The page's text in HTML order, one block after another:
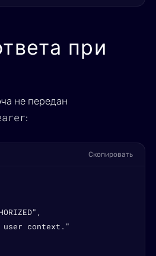
при
не передан
:
Скопировать
context."